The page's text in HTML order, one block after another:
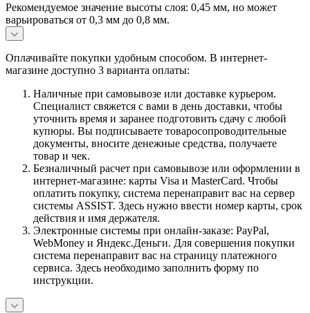
Рекомендуемое значение высоты слоя: 0,45 мм, но может
варьироваться от 0,3 мм до 0,8 мм.
Оплачивайте покупки удобным способом. В интернет-
магазине доступно 3 варианта оплаты:
Наличные при самовывозе или доставке курьером.
Специалист свяжется с вами в день доставки, чтобы
уточнить время и заранее подготовить сдачу с любой
купюры. Вы подписываете товаросопроводительные
документы, вносите денежные средства, получаете
товар и чек.
Безналичный расчет при самовывозе или оформлении в
интернет-магазине: карты Visa и MasterCard. Чтобы
оплатить покупку, система перенаправит вас на сервер
системы ASSIST. Здесь нужно ввести номер карты, срок
действия и имя держателя.
Электронные системы при онлайн-заказе: PayPal,
WebMoney и Яндекс.Деньги. Для совершения покупки
система перенаправит вас на страницу платежного
сервиса. Здесь необходимо заполнить форму по
инструкции.